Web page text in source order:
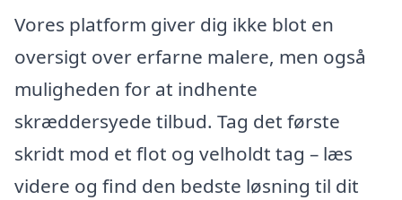
Vores platform giver dig ikke blot en
oversigt over erfarne malere, men også
muligheden for at indhente
skræddersyede tilbud. Tag det første
skridt mod et flot og velholdt tag – læs
videre og find den bedste løsning til dit